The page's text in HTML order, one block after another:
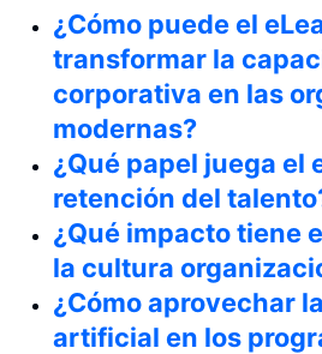
¿Cómo puede el
transformar la
corporativa en las
modernas?
¿Qué papel juega el
retención del
¿Qué impacto tiene
la cultura
¿Cómo aprovechar
artificial en los